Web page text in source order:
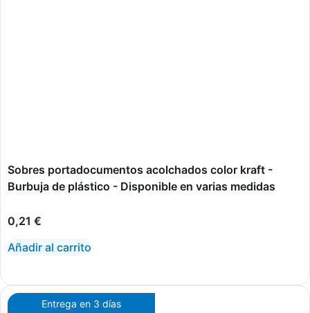
Sobres portadocumentos acolchados color kraft -
Burbuja de plástico - Disponible en varias medidas
0,21 €
Añadir al carrito
Entrega en 3 días